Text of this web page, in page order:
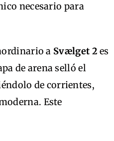
necesario para
a Svælget 2 es
de arena selló el
de corrientes,
Este